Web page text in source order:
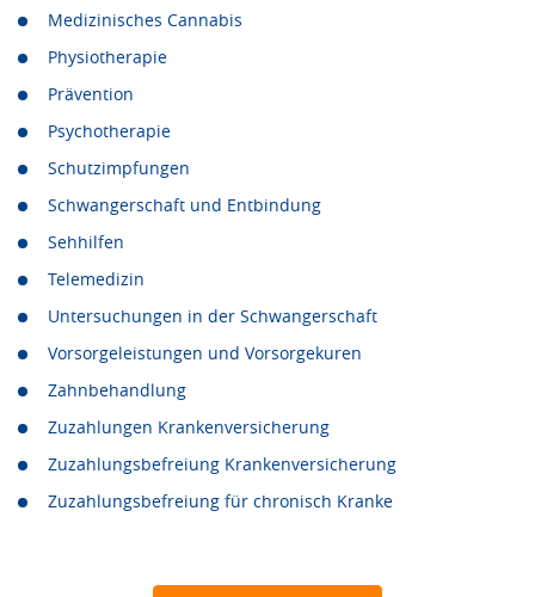
Medizinisches Cannabis
Physiotherapie
Prävention
Psychotherapie
Schutzimpfungen
Schwangerschaft und Entbindung
Sehhilfen
Telemedizin
Untersuchungen in der Schwangerschaft
Vorsorgeleistungen und Vorsorgekuren
Zahnbehandlung
Zuzahlungen Krankenversicherung
Zuzahlungsbefreiung Krankenversicherung
Zuzahlungsbefreiung für chronisch Kranke